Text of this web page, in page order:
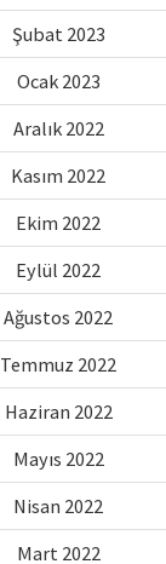
Şubat 2023
Ocak 2023
Aralık 2022
Kasım 2022
Ekim 2022
Eylül 2022
Ağustos 2022
Temmuz 2022
Haziran 2022
Mayıs 2022
Nisan 2022
Mart 2022